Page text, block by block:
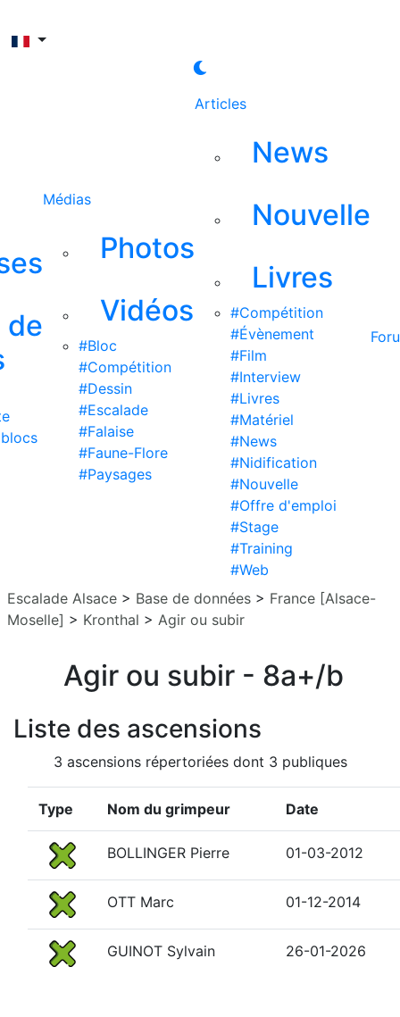
de
Médias
Photos
Vidéos
#Bloc
#Compétition
#Dessin
#Escalade
#Falaise
#Faune-Flore
#Paysages
Articles
News
Nouvelle
Livres
#Compétition
#Évènement
#Film
#Interview
#Livres
#Matériel
#News
#Nidification
#Nouvelle
#Offre d'emploi
#Stage
#Training
#Web
Escalade Alsace > Base de données > France [Alsace-
Moselle] > Kronthal > Agir ou subir
Agir ou subir - 8a+/b
Liste des ascensions
3 ascensions répertoriées dont 3 publiques
Type Nom du grimpeur Date
BOLLINGER Pierre 01-03-2012
OTT Marc 01-12-2014
GUINOT Sylvain 26-01-2026